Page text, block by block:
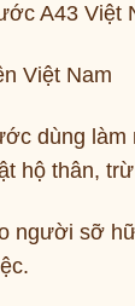
A43 Việt
Việt Nam
dùng làm
hộ thân,
người sỡ